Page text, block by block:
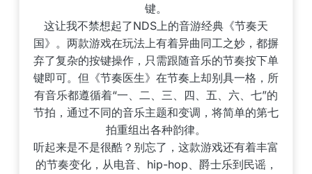
键。
这让我不禁想起了NDS上的音游经典《节奏天
国》。两款游戏在玩法上有着异曲同工之妙，都摒
弃了复杂的按键操作，只需跟随音乐的节奏按下单
键即可。但《节奏医生》在节奏上却别具一格，所
有音乐都遵循着“一、二、三、四、五、六、七”的
节拍，通过不同的音乐主题和变调，将简单的第七
拍重组出各种韵律。
听起来是不是很酷？别忘了，这款游戏还有着丰富
的节奏变化，从电音、hip-hop、爵士乐到民谣，